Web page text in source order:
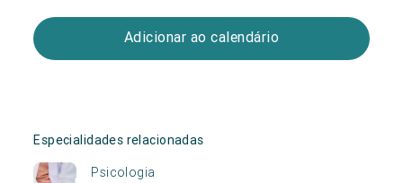
Adicionar ao calendário
Especialidades relacionadas
Psicologia